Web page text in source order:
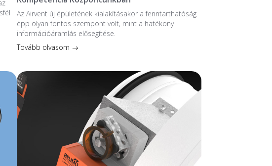
Az Airvent új épületének kialakításakor a fenntarthatóság
épp olyan fontos szempont volt, mint a hatékony
információáramlás elősegítése.
Tovább olvasom →